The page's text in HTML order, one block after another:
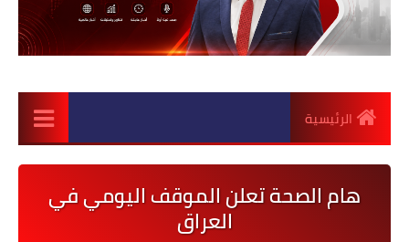
الرئيسية
هام الصحة تعلن الموقف اليومي في
العراق